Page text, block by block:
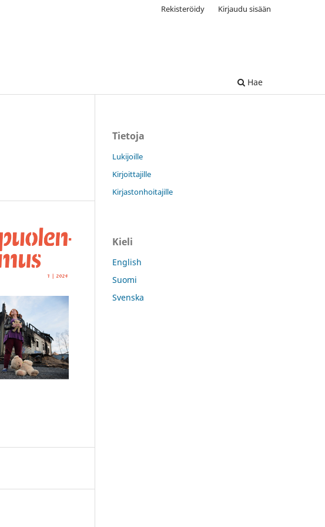
Hae
Rekisteröidy Kirjaudu sisään
Tietoja
Lukijoille
Kirjoittajille
Kirjastonhoitajille
Kieli
English
Suomi
Svenska